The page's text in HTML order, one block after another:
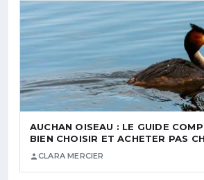
AUCHAN OISEAU : LE GUIDE
BIEN CHOISIR ET ACHETER PAS
CLARA MERCIER